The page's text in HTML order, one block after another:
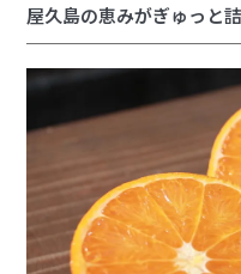
屋久島の恵みがぎゅっと